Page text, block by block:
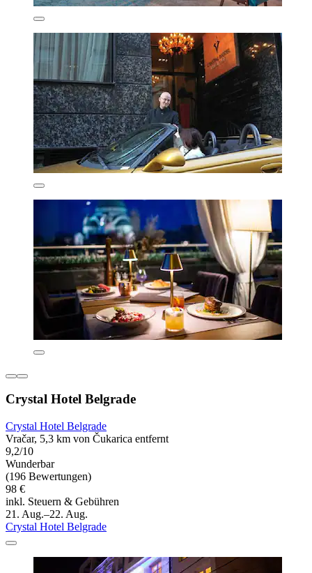
Crystal Hotel Belgrade
Crystal Hotel Belgrade
Vračar, 5,3 km von Čukarica entfernt
9,2/10
Wunderbar
(196 Bewertungen)
98 €
inkl. Steuern & Gebühren
21. Aug.–22. Aug.
Crystal Hotel Belgrade